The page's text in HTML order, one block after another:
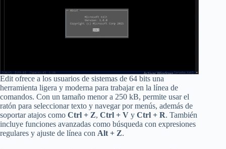
Edit ofrece a los usuarios de sistemas de 64 bits una
herramienta ligera y moderna para trabajar en la línea de
comandos. Con un tamaño menor a 250 kB, permite usar el
ratón para seleccionar texto y navegar por menús, además de
soportar atajos como Ctrl + Z, Ctrl + V y Ctrl + R. También
incluye funciones avanzadas como búsqueda con expresiones
regulares y ajuste de línea con Alt + Z.